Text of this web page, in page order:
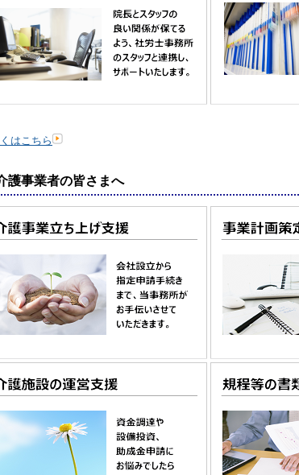
はこちら
護事業者の皆さまへ